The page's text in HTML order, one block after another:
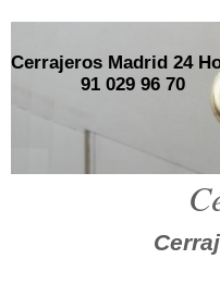
Cerrajeros Madrid 24
91 029 96 70